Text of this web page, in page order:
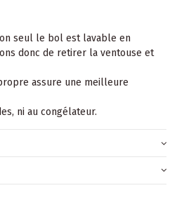
seul le bol est lavable en
donc de retirer la ventouse et
assure une meilleure
ni au congélateur.